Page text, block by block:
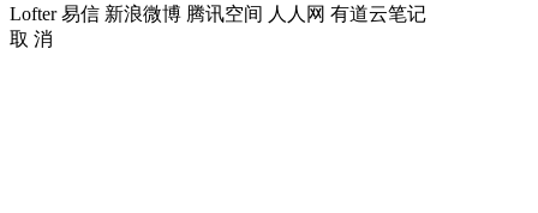
Lofter 易信 新浪微博 腾讯空间 人人网 有道云笔记
取 消